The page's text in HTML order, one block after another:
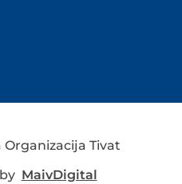
Organizacija Tivat
MaivDigital